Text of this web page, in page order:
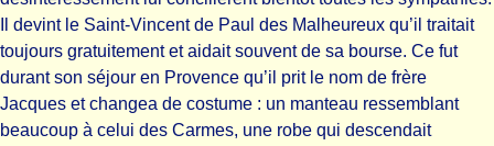
Il devint le Saint-Vincent de Paul des Malheureux qu’il traitait
toujours gratuitement et aidait souvent de sa bourse. Ce fut
durant son séjour en Provence qu’il prit le nom de frère
Jacques et changea de costume : un manteau ressemblant
beaucoup à celui des Carmes, une robe qui descendait